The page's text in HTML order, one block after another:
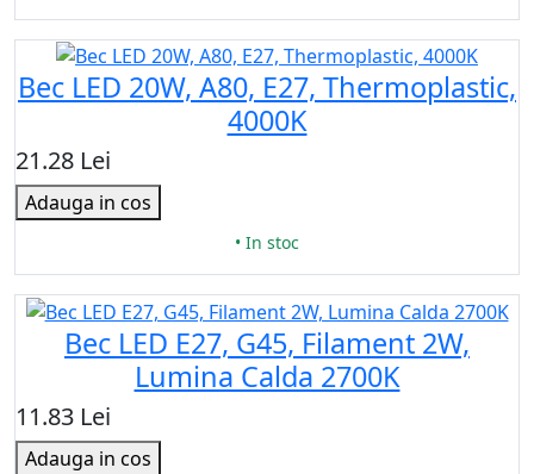
Bec LED 20W, A80, Е27, Thermoplastic,
4000K
21.28 Lei
Adauga in cos
• In stoc
Bec LED E27, G45, Filament 2W,
Lumina Calda 2700K
11.83 Lei
Adauga in cos